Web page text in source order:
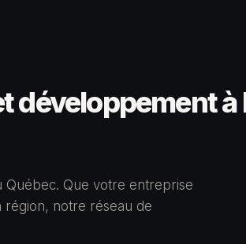
développement
Que votre entreprise
région, notre réseau de